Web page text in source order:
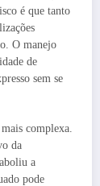
é que tanto
O manejo
de
sem se
complexa.
da
a
pode